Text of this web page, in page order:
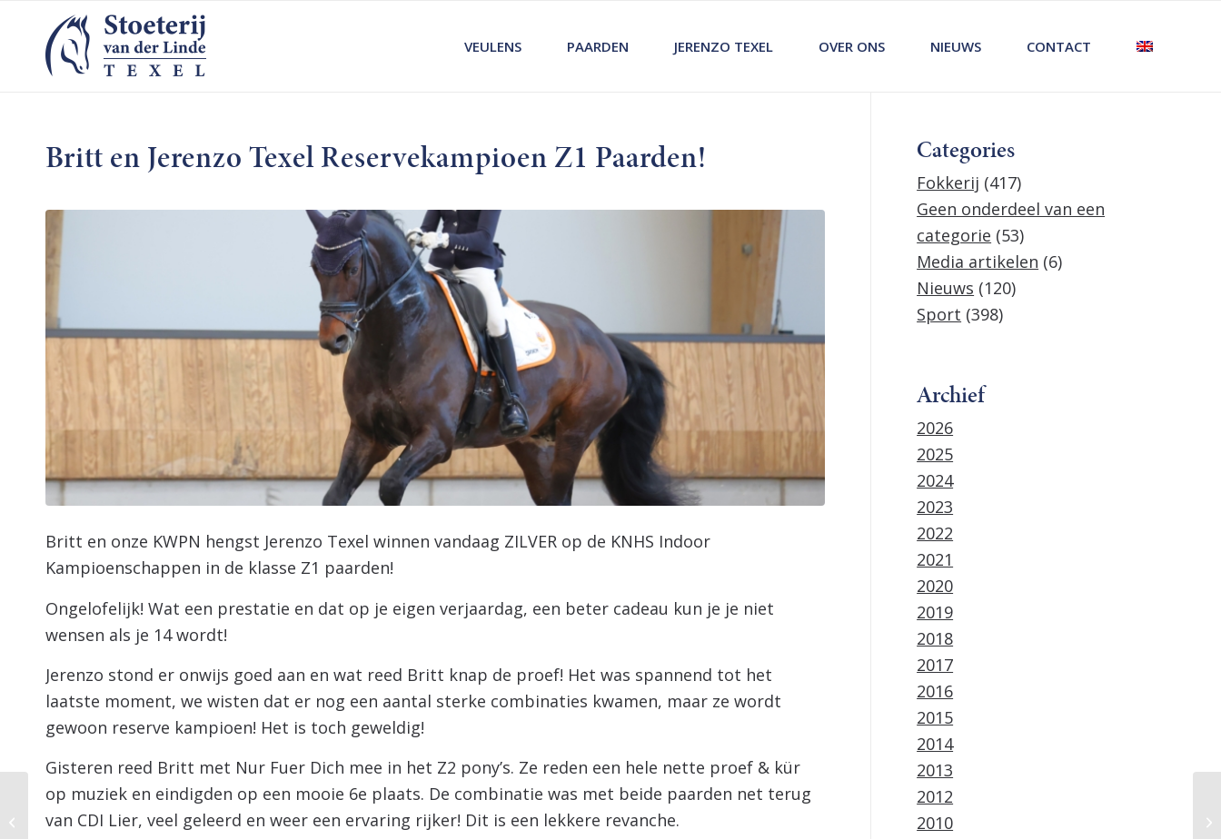
VEULENS PAARDEN JERENZO TEXEL OVER ONS NIEUWS CONTACT
Britt en Jerenzo Texel Reservekampioen Z1 Paarden!
Britt en onze KWPN hengst Jerenzo Texel winnen vandaag ZILVER op de KNHS Indoor
Kampioenschappen in de klasse Z1 paarden!
Ongelofelijk! Wat een prestatie en dat op je eigen verjaardag, een beter cadeau kun je je niet
wensen als je 14 wordt!
Jerenzo stond er onwijs goed aan en wat reed Britt knap de proef! Het was spannend tot het
laatste moment, we wisten dat er nog een aantal sterke combinaties kwamen, maar ze wordt
gewoon reserve kampioen! Het is toch geweldig!
Gisteren reed Britt met Nur Fuer Dich mee in het Z2 pony’s. Ze reden een hele nette proef & kür
op muziek en eindigden op een mooie 6e plaats. De combinatie was met beide paarden net terug
van CDI Lier, veel geleerd en weer een ervaring rijker! Dit is een lekkere revanche.
Categories
Fokkerij (417)
Geen onderdeel van een
categorie (53)
Media artikelen (6)
Nieuws (120)
Sport (398)
Archief
2026
2025
2024
2023
2022
2021
2020
2019
2018
2017
2016
2015
2014
2013
2012
2010
Ook Jerenzo Texel
naar het NK!